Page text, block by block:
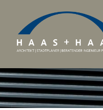
UNTERNEHMEN
PROJEKTE